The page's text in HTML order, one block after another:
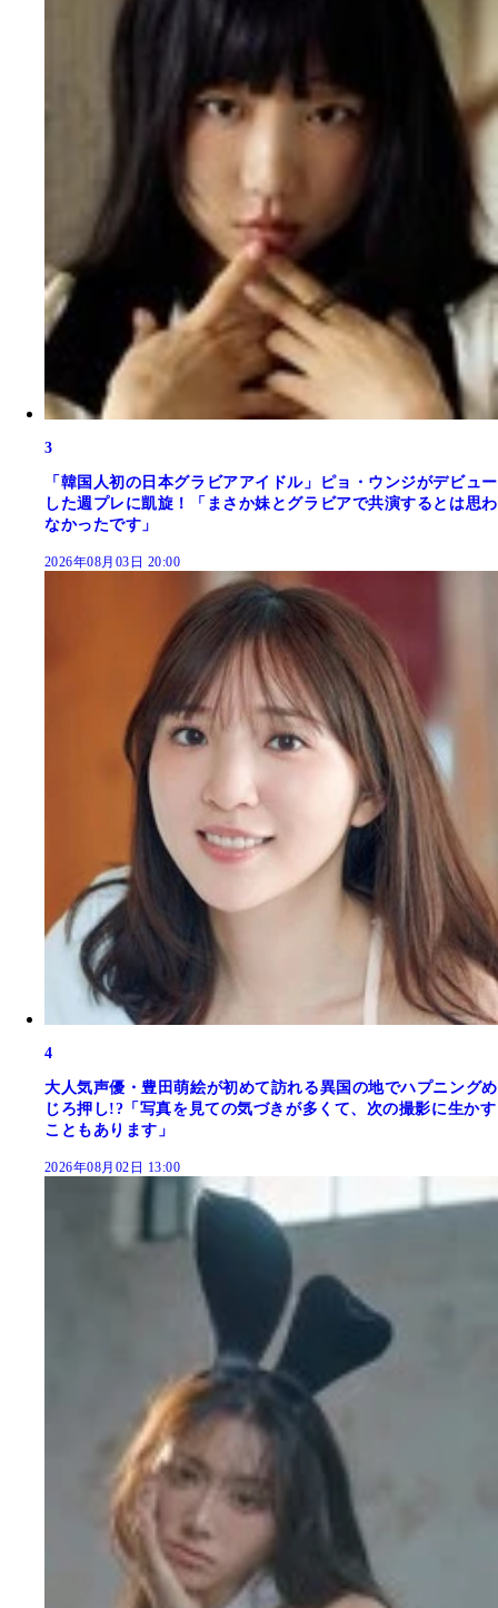
3
「韓国人初の日本グラビアアイドル」ピョ・ウンジがデビュー
した週プレに凱旋！「まさか妹とグラビアで共演するとは思わ
なかったです」
2026年08月03日 20:00
4
大人気声優・豊田萌絵が初めて訪れる異国の地でハプニングめ
じろ押し!?「写真を見ての気づきが多くて、次の撮影に生かす
こともあります」
2026年08月02日 13:00